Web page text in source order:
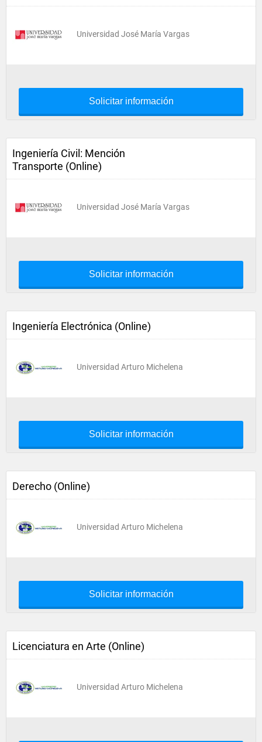
Universidad José María Vargas
Solicitar información
Ingeniería Civil: Mención
Transporte (Online)
Universidad José María Vargas
Solicitar información
Ingeniería Electrónica (Online)
Universidad Arturo Michelena
Solicitar información
Derecho (Online)
Universidad Arturo Michelena
Solicitar información
Licenciatura en Arte (Online)
Universidad Arturo Michelena